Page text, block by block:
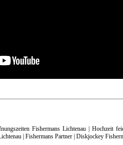
Fishermans Lichtenau | Hochzeit
| Fishermans Partner | Diskjockey